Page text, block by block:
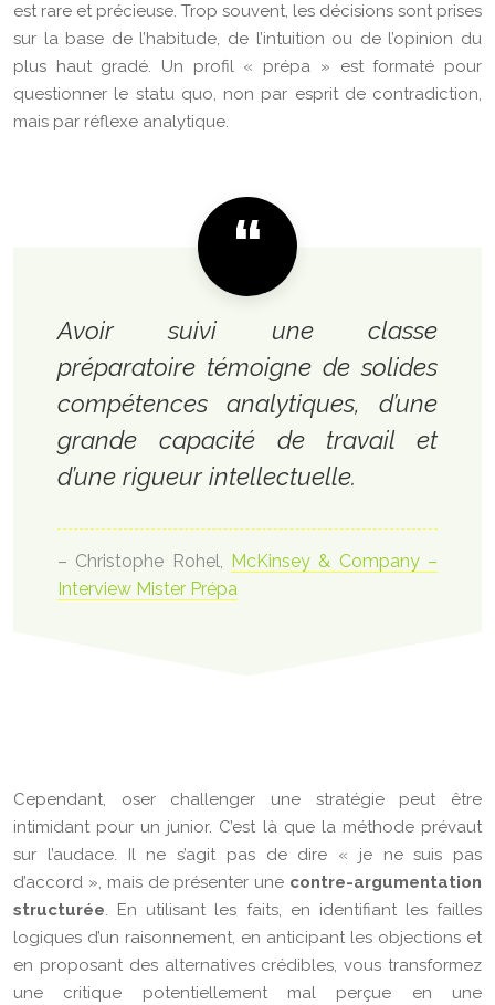
est rare et précieuse. Trop souvent, les décisions sont prises
sur la base de l’habitude, de l’intuition ou de l’opinion du
plus haut gradé. Un profil « prépa » est formaté pour
questionner le statu quo, non par esprit de contradiction,
mais par réflexe analytique.
Avoir suivi une classe
préparatoire témoigne de solides
compétences analytiques, d’une
grande capacité de travail et
d’une rigueur intellectuelle.
– Christophe Rohel, McKinsey & Company –
Interview Mister Prépa
Cependant, oser challenger une stratégie peut être
intimidant pour un junior. C’est là que la méthode prévaut
sur l’audace. Il ne s’agit pas de dire « je ne suis pas
d’accord », mais de présenter une contre-argumentation
structurée. En utilisant les faits, en identifiant les failles
logiques d’un raisonnement, en anticipant les objections et
en proposant des alternatives crédibles, vous transformez
une critique potentiellement mal perçue en une